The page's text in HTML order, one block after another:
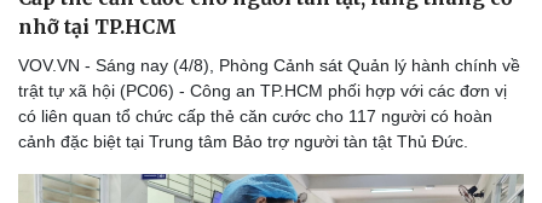
nhỡ tại TP.HCM
VOV.VN - Sáng nay (4/8), Phòng Cảnh sát Quản lý hành chính về
trật tự xã hội (PC06) - Công an TP.HCM phối hợp với các đơn vị
có liên quan tổ chức cấp thẻ căn cước cho 117 người có hoàn
cảnh đặc biệt tại Trung tâm Bảo trợ người tàn tật Thủ Đức.